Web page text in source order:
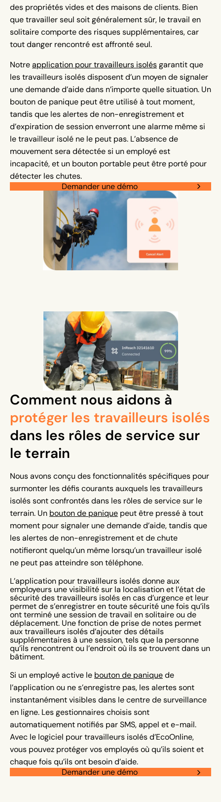
des propriétés vides et des maisons de clients. Bien
que travailler seul soit généralement sûr, le travail en
solitaire comporte des risques supplémentaires, car
tout danger rencontré est affronté seul.
Notre application pour travailleurs isolés garantit que
les travailleurs isolés disposent d’un moyen de signaler
une demande d’aide dans n’importe quelle situation. Un
bouton de panique peut être utilisé à tout moment,
tandis que les alertes de non-enregistrement et
d’expiration de session enverront une alarme même si
le travailleur isolé ne le peut pas. L’absence de
mouvement sera détectée si un employé est
incapacité, et un bouton portable peut être porté pour
détecter les chutes.
Demander une démo
Comment nous aidons à
protéger les travailleurs isolés
dans les rôles de service sur
le terrain
Nous avons conçu des fonctionnalités spécifiques pour
surmonter les défis courants auxquels les travailleurs
isolés sont confrontés dans les rôles de service sur le
terrain. Un bouton de panique peut être pressé à tout
moment pour signaler une demande d’aide, tandis que
les alertes de non-enregistrement et de chute
notifieront quelqu’un même lorsqu’un travailleur isolé
ne peut pas atteindre son téléphone.
L’application pour travailleurs isolés donne aux
employeurs une visibilité sur la localisation et l’état de
sécurité des travailleurs isolés en cas d’urgence et leur
permet de s’enregistrer en toute sécurité une fois qu’ils
ont terminé une session de travail en solitaire ou de
déplacement. Une fonction de prise de notes permet
aux travailleurs isolés d’ajouter des détails
supplémentaires à une session, tels que la personne
qu’ils rencontrent ou l’endroit où ils se trouvent dans un
bâtiment.
Si un employé active le bouton de panique de
l’application ou ne s’enregistre pas, les alertes sont
instantanément visibles dans le centre de surveillance
en ligne. Les gestionnaires choisis sont
automatiquement notifiés par SMS, appel et e-mail.
Avec le logiciel pour travailleurs isolés d’EcoOnline,
vous pouvez protéger vos employés où qu’ils soient et
chaque fois qu’ils ont besoin d’aide.
Demander une démo